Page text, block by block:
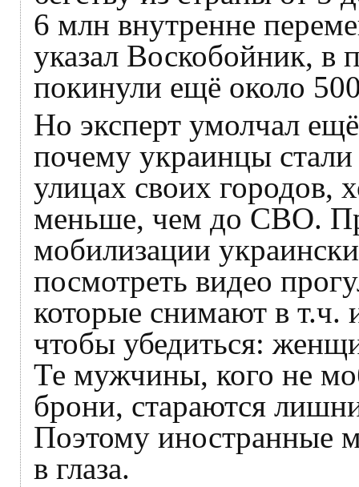
6 млн внутренне
указал Воскобойник,
покинули ещё около
Но эксперт умолчал
почему украинцы стали
улицах своих городов,
меньше, чем до СВО.
мобилизации
посмотреть видео
которые снимают в т.ч.
чтобы убедиться:
Те мужчины, кого не
брони, стараются
Поэтому иностранные
в глаза.